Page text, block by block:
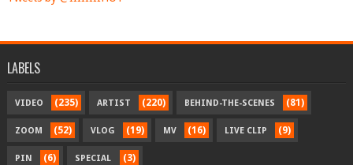
LABELS
VIDEO (235) ARTIST (220) BEHIND-THE-SCENES (81)
ZOOM (52) VLOG (19) MV (16) LIVE CLIP (9)
PIN (6) SPECIAL (3)